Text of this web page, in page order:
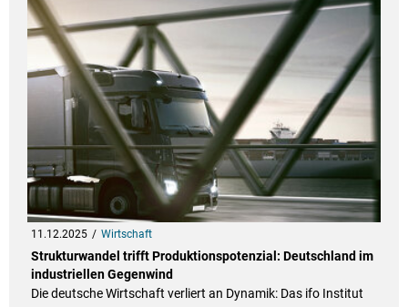
11.12.2025 Wirtschaft
Strukturwandel trifft Produktionspotenzial: Deutschland im
industriellen Gegenwind
Die deutsche Wirtschaft verliert an Dynamik: Das ifo Institut